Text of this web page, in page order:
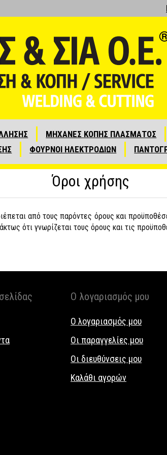
ΜΗΧΑΝΕΣ ΚΟΠΗΣ ΠΛΑΣΜΑΤΟΣ
ΦΟΥΡΝΟΙ ΗΛΕΚΤΡΟΔΙΩΝ
Όροι χρήσης
από τους παρόντες όρους και
ότι γνωρίζεται τους όρους και τις
Ο λογαριασμός μου
Ο λογαριασμός μου
Οι παραγγελίες μου
Οι διευθύνσεις μου
Καλάθι αγορών